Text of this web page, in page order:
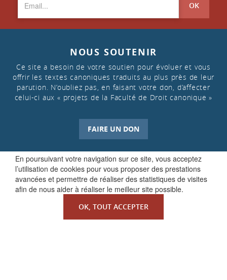
En poursuivant votre navigation sur ce site, vous acceptez
l’utilisation de cookies pour vous proposer des prestations
avancées et permettre de réaliser des statistiques de visites
afin de nous aider à réaliser le meilleur site possible.
OK, TOUT ACCEPTER
OK
NOUS SOUTENIR
Ce site a besoin de votre soutien pour évoluer et vous
offrir les textes canoniques traduits au plus près de leur
parution. N’oubliez pas, en faisant votre don, d’affecter
celui-ci aux « projets de la Faculté de Droit canonique »
FAIRE UN DON